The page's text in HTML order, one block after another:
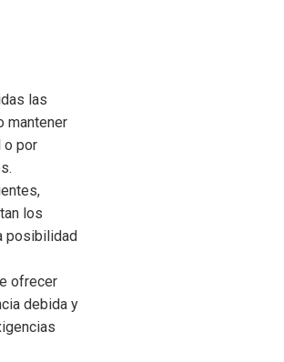
las
mantener
o por
los
posibilidad
ofrecer
debida y